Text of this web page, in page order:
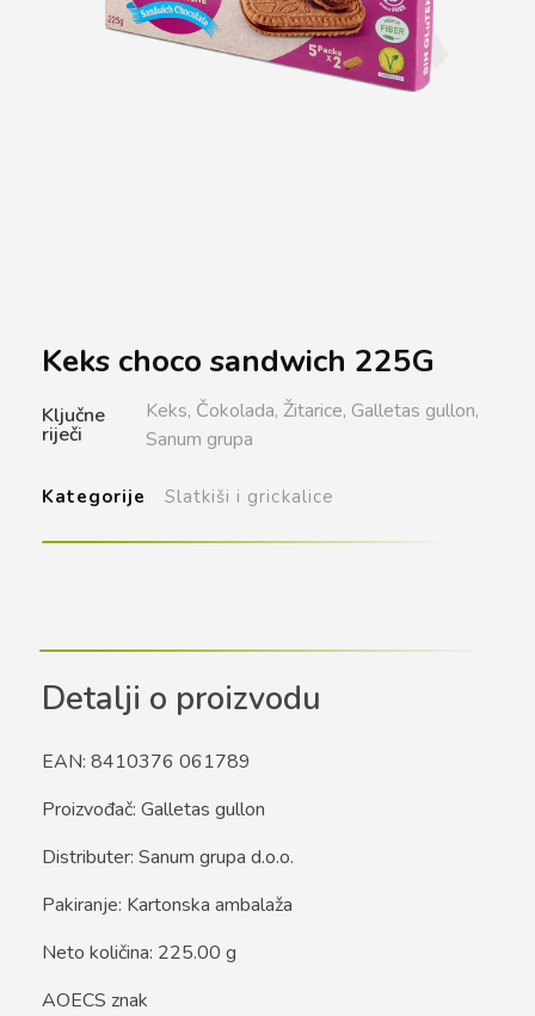
Keks choco sandwich 225G
Ključne
riječi
Keks, Čokolada, Žitarice, Galletas gullon,
Sanum grupa
Kategorije Slatkiši i grickalice
Detalji o proizvodu
EAN: 8410376 061789
Proizvođač: Galletas gullon
Distributer: Sanum grupa d.o.o.
Pakiranje: Kartonska ambalaža
Neto količina: 225.00 g
AOECS znak